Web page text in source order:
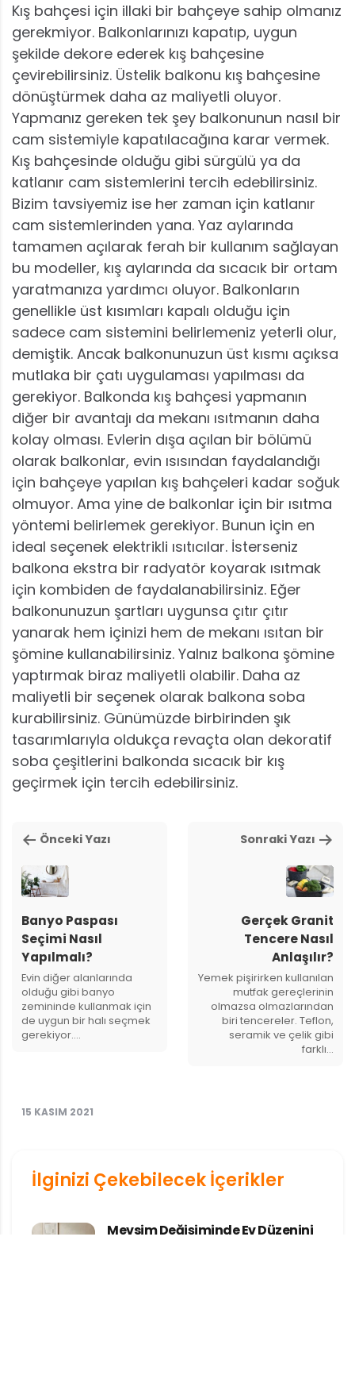
15 KASIM 2021
Kış bahçesi için illaki bir bahçeye sahip olmanız
gerekmiyor. Balkonlarınızı kapatıp, uygun
şekilde dekore ederek kış bahçesine
çevirebilirsiniz. Üstelik balkonu kış bahçesine
dönüştürmek daha az maliyetli oluyor.
Yapmanız gereken tek şey balkonunun nasıl bir
cam sistemiyle kapatılacağına karar vermek.
Kış bahçesinde olduğu gibi sürgülü ya da
katlanır cam sistemlerini tercih edebilirsiniz.
Bizim tavsiyemiz ise her zaman için katlanır
cam sistemlerinden yana. Yaz aylarında
tamamen açılarak ferah bir kullanım sağlayan
bu modeller, kış aylarında da sıcacık bir ortam
yaratmanıza yardımcı oluyor. Balkonların
genellikle üst kısımları kapalı olduğu için
sadece cam sistemini belirlemeniz yeterli olur,
demiştik. Ancak balkonunuzun üst kısmı açıksa
mutlaka bir çatı uygulaması yapılması da
gerekiyor. Balkonda kış bahçesi yapmanın
diğer bir avantajı da mekanı ısıtmanın daha
kolay olması. Evlerin dışa açılan bir bölümü
olarak balkonlar, evin ısısından faydalandığı
için bahçeye yapılan kış bahçeleri kadar soğuk
olmuyor. Ama yine de balkonlar için bir ısıtma
yöntemi belirlemek gerekiyor. Bunun için en
ideal seçenek elektrikli ısıtıcılar. İsterseniz
balkona ekstra bir radyatör koyarak ısıtmak
için kombiden de faydalanabilirsiniz. Eğer
balkonunuzun şartları uygunsa çıtır çıtır
yanarak hem içinizi hem de mekanı ısıtan bir
şömine kullanabilirsiniz. Yalnız balkona şömine
yaptırmak biraz maliyetli olabilir. Daha az
maliyetli bir seçenek olarak balkona soba
kurabilirsiniz. Günümüzde birbirinden şık
tasarımlarıyla oldukça revaçta olan dekoratif
soba çeşitlerini balkonda sıcacık bir kış
geçirmek için tercih edebilirsiniz.
Önceki Yazı
Banyo Paspası
Seçimi Nasıl
Yapılmalı?
Evin diğer alanlarında
olduğu gibi banyo
zemininde kullanmak için
de uygun bir halı seçmek
gerekiyor.…
Sonraki Yazı
Gerçek Granit
Tencere Nasıl
Anlaşılır?
Yemek pişirirken kullanılan
mutfak gereçlerinin
olmazsa olmazlarından
biri tencereler. Teflon,
seramik ve çelik gibi
farklı…
İlginizi Çekebilecek İçerikler
Mevsim Değişiminde Ev Düzenini